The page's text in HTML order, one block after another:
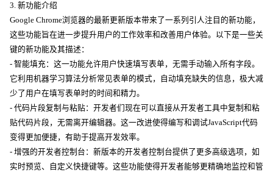
3. 新功能介绍
Google Chrome浏览器的最新更新版本带来了一系列引人注目的新功能，
这些功能旨在进一步提升用户的工作效率和改善用户体验。以下是一些关
键的新功能及其描述：
- 智能填充：这一功能允许用户快速填写表单，无需手动输入所有字段。
它利用机器学习算法分析常见表单的模式，自动填充缺失的信息，极大减
少了用户在填写表单时的时间和精力。
- 代码片段复制与粘贴：开发者们现在可以直接从开发者工具中复制和粘
贴代码片段，无需离开编辑器。这一改进使得编写和调试JavaScript代码
变得更加便捷，有助于提高开发效率。
- 增强的开发者控制台：新版本的开发者控制台提供了更多高级选项，如
实时预览、自定义快捷键等。这些功能使得开发者能够更精确地监控和管